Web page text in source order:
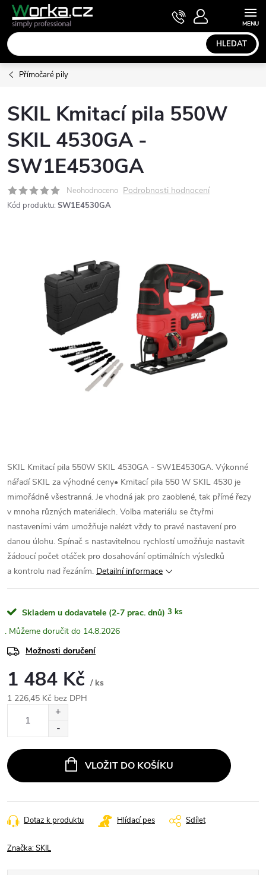
Přejít
obsah
HLEDAT
NÁKUPNÍ
KOŠÍK
Přímočaré pily
SKIL Kmitací pila 550W
SKIL 4530GA -
SW1E4530GA
Neohodnoceno Podrobnosti hodnocení
Kód produktu: SW1E4530GA
SKIL Kmitací pila 550W SKIL 4530GA - SW1E4530GA. Výkonné
nářadí SKIL za výhodné ceny• Kmitací pila 550 W SKIL 4530 je
mimořádně všestranná. Je vhodná jak pro zaoblené, tak přímé řezy
v mnoha různých materiálech. Volba materiálu se čtyřmi
nastaveními vám umožňuje nalézt vždy to pravé nastavení pro
danou úlohu. Spínač s nastavitelnou rychlostí umožňuje nastavit
žádoucí počet otáček pro dosahování optimálních výsledků
a kontrolu nad řezáním. Detailní informace
Skladem u dodavatele (2-7 prac. dnů) 3 ks
14.8.2026
Možnosti doručení
1 484 Kč / ks
1 226,45 Kč bez DPH
VLOŽIT DO KOŠÍKU
Dotaz k produktu Hlídací pes Sdílet
Značka:SKIL